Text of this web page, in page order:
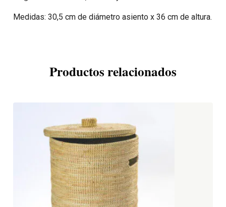
Medidas: 30,5 cm de diámetro asiento x 36 cm de altura.
Productos relacionados